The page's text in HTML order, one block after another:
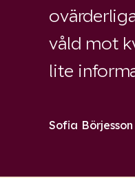
våld mot
lite
Sofia Börjesson